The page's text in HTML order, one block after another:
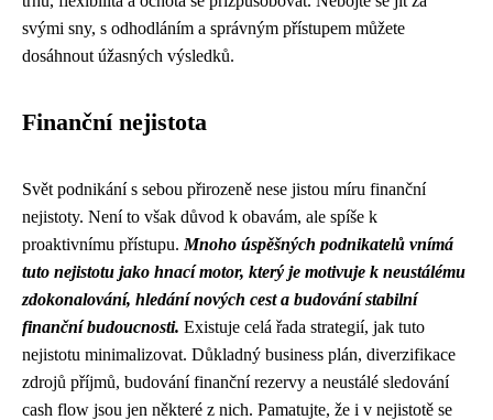
svými sny, s odhodláním a správným přístupem můžete
dosáhnout úžasných výsledků.
Finanční nejistota
Svět podnikání s sebou přirozeně nese jistou míru finanční
nejistoty. Není to však důvod k obavám, ale spíše k
proaktivnímu přístupu. Mnoho úspěšných podnikatelů vnímá
tuto nejistotu jako hnací motor, který je motivuje k neustálému
zdokonalování, hledání nových cest a budování stabilní
finanční budoucnosti. Existuje celá řada strategií, jak tuto
nejistotu minimalizovat. Důkladný business plán, diverzifikace
zdrojů příjmů, budování finanční rezervy a neustálé sledování
cash flow jsou jen některé z nich. Pamatujte, že i v nejistotě se